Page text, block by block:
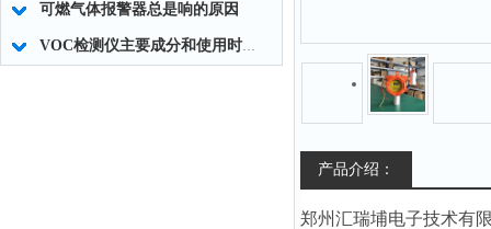
可燃气体报警器总是响的原因
VOC检测仪主要成分和使用时应注意事项
产品介绍：
郑州汇瑞埔电子技术有